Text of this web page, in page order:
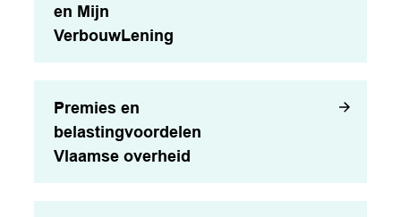
en Mijn
VerbouwLening
Premies en
belastingvoordelen
Vlaamse overheid